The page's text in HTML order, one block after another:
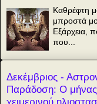
Καθρέφτη
μπροστά
Εξάρχεια,
που...
Δεκέμβριος -
Παράδοση: Ο